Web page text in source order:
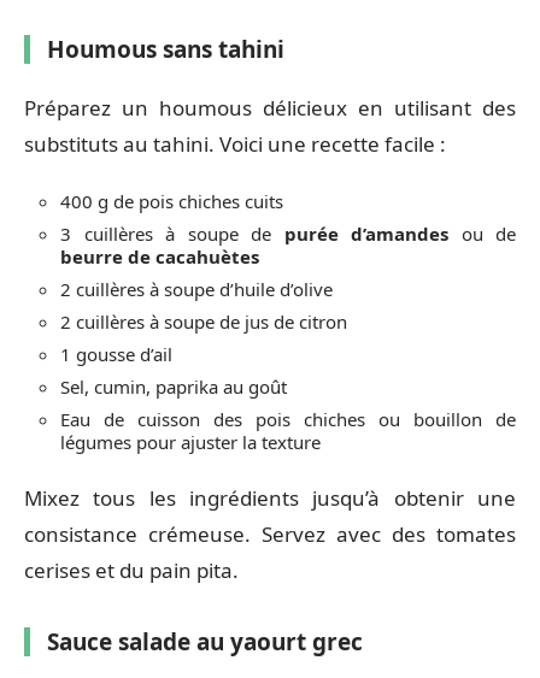
Houmous sans tahini
Préparez un houmous délicieux en utilisant des
substituts au tahini. Voici une recette facile :
400 g de pois chiches cuits
3 cuillères à soupe de purée d’amandes ou de
beurre de cacahuètes
2 cuillères à soupe d’huile d’olive
2 cuillères à soupe de jus de citron
1 gousse d’ail
Sel, cumin, paprika au goût
Eau de cuisson des pois chiches ou bouillon de
légumes pour ajuster la texture
Mixez tous les ingrédients jusqu’à obtenir une
consistance crémeuse. Servez avec des tomates
cerises et du pain pita.
Sauce salade au yaourt grec